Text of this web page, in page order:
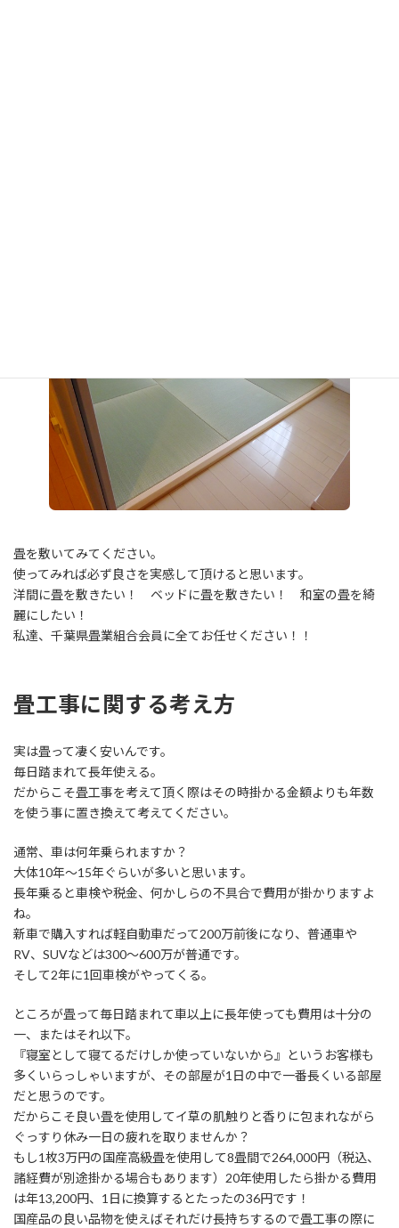
畳を敷いてみてください。
使ってみれば必ず良さを実感して頂けると思います。
洋間に畳を敷きたい！ ベッドに畳を敷きたい！ 和室の畳を綺
麗にしたい！
私達、千葉県畳業組合会員に全てお任せください！！
畳工事に関する考え方
実は畳って凄く安いんです。
毎日踏まれて長年使える。
だからこそ畳工事を考えて頂く際はその時掛かる金額よりも年数
を使う事に置き換えて考えてください。
通常、車は何年乗られますか？
大体10年～15年ぐらいが多いと思います。
長年乗ると車検や税金、何かしらの不具合で費用が掛かりますよ
ね。
新車で購入すれば軽自動車だって200万前後になり、普通車や
RV、SUVなどは300～600万が普通です。
そして2年に1回車検がやってくる。
ところが畳って毎日踏まれて車以上に長年使っても費用は十分の
一、またはそれ以下。
『寝室として寝てるだけしか使っていないから』というお客様も
多くいらっしゃいますが、その部屋が1日の中で一番長くいる部屋
だと思うのです。
だからこそ良い畳を使用してイ草の肌触りと香りに包まれながら
ぐっすり休み一日の疲れを取りませんか？
もし1枚3万円の国産高級畳を使用して8畳間で264,000円（税込、
諸経費が別途掛かる場合もあります）20年使用したら掛かる費用
は年13,200円、1日に換算するとたったの36円です！
国産品の良い品物を使えばそれだけ長持ちするので畳工事の際に